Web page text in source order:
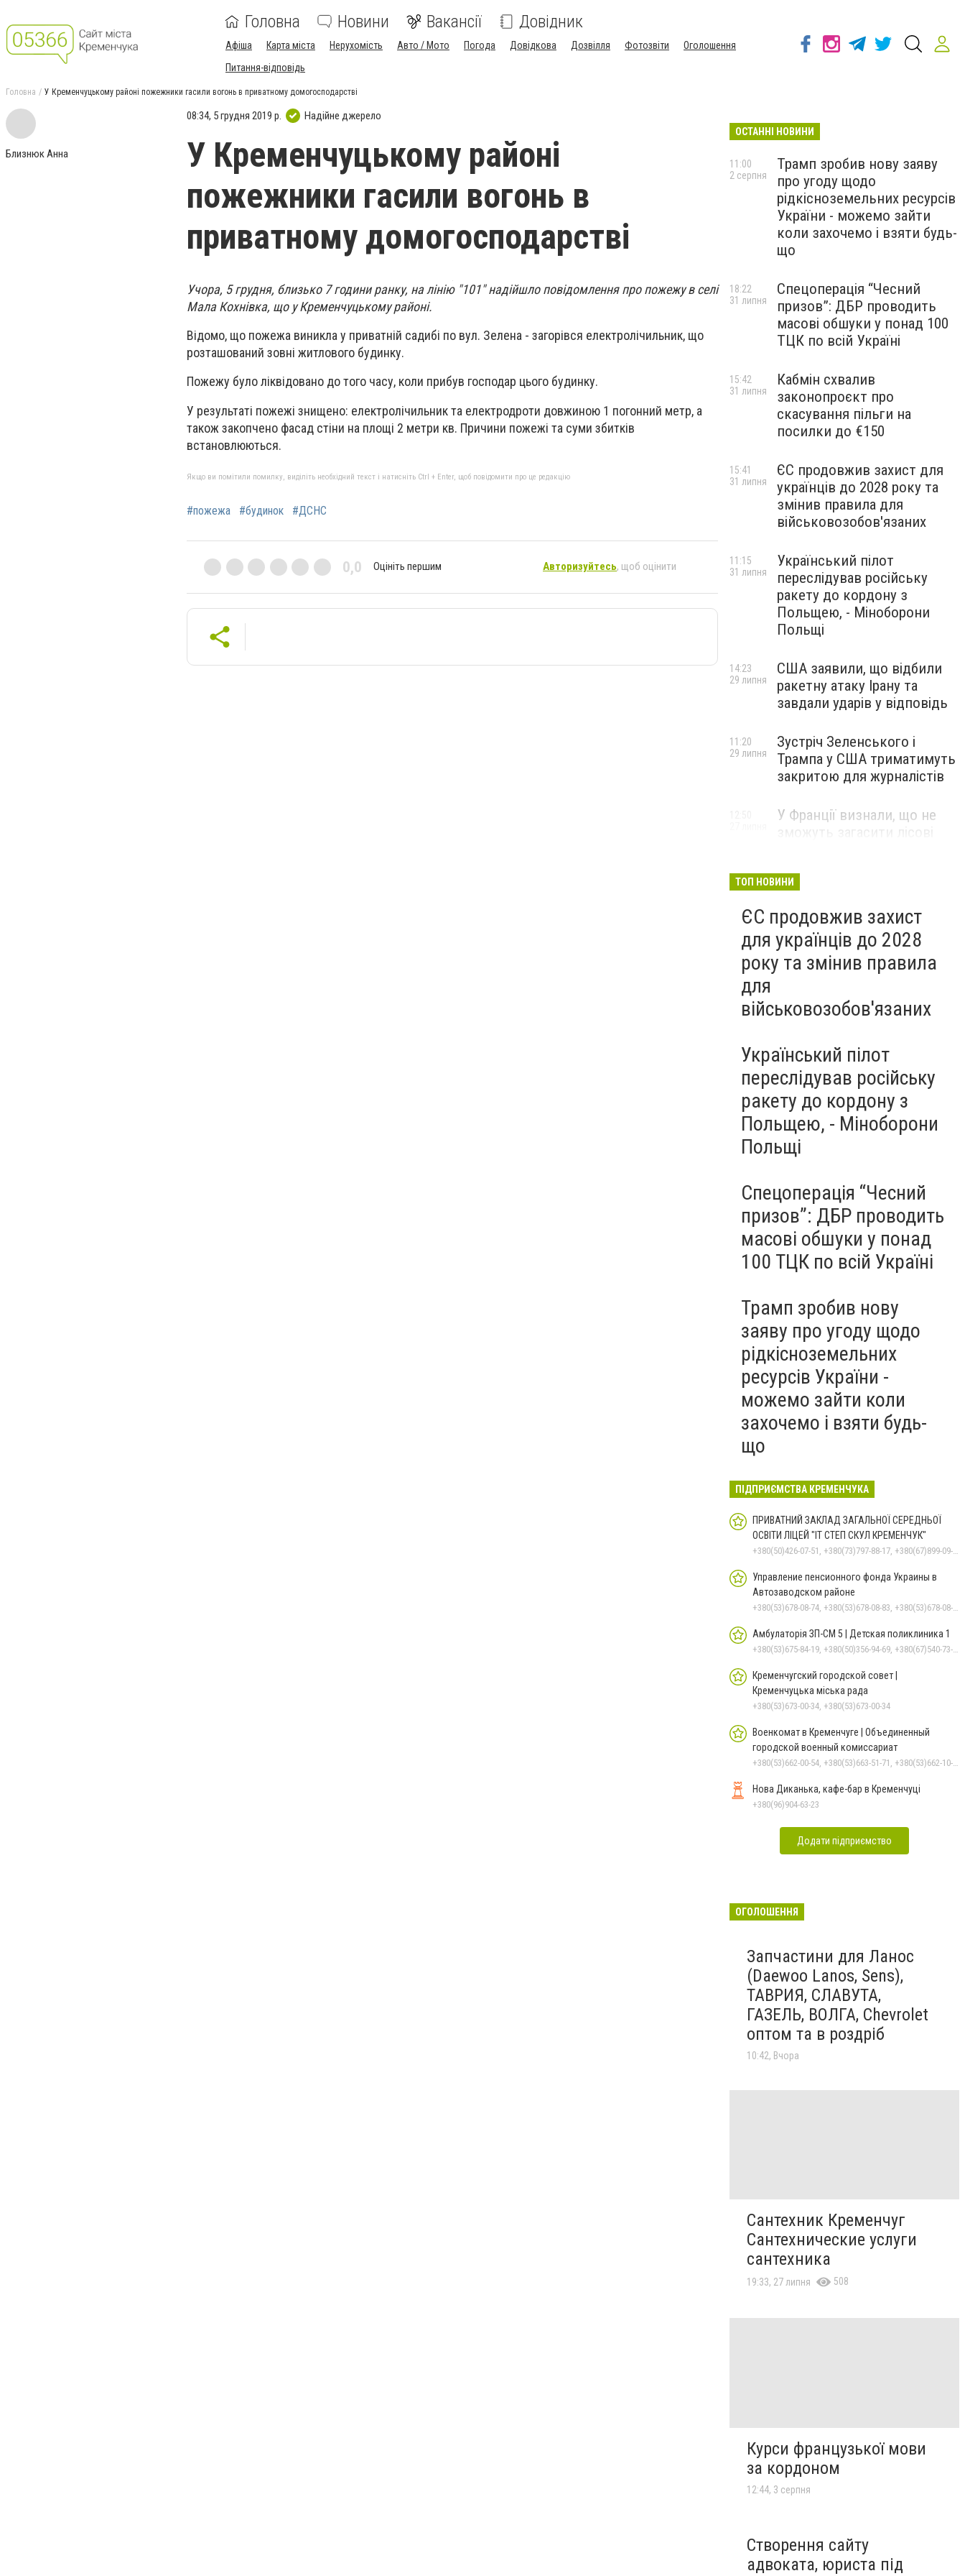
Головна Новини Вакансії Довідник
Афіша Карта міста Нерухомість Авто / Мото Погода Довідкова Дозвілля Фотозвіти
Оголошення
Питання-відповідь
Головна У Кременчуцькому районі пожежники гасили вогонь в приватному домогосподарстві
Близнюк Анна
08:34, 5 грудня 2019 р. Надійне джерело
У Кременчуцькому районі
пожежники гасили вогонь в
приватному домогосподарстві
Учора, 5 грудня, близько 7 години ранку, на лінію "101" надійшло повідомлення про пожежу в селі
Мала Кохнівка, що у Кременчуцькому районі.
Відомо, що пожежа виникла у приватній садибі по вул. Зелена - загорівся електролічильник, що
розташований зовні житлового будинку.
Пожежу було ліквідовано до того часу, коли прибув господар цього будинку.
У результаті пожежі знищено: електролічильник та електродроти довжиною 1 погонний метр, а
також закопчено фасад стіни на площі 2 метри кв. Причини пожежі та суми збитків
встановлюються.
Якщо ви помітили помилку, виділіть необхідний текст і натисніть Ctrl + Enter, щоб повідомити про це редакцію
#пожежа #будинок #ДСНС
0,0 Оцініть першим Авторизуйтесь, щоб оцінити
ОСТАННІ НОВИНИ
Трамп зробив нову заяву
про угоду щодо
рідкісноземельних ресурсів
України - можемо зайти
коли захочемо і взяти будь-
що
11:00
2 серпня
Спецоперація “Чесний
призов”: ДБР проводить
масові обшуки у понад 100
ТЦК по всій Україні
18:22
31 липня
Кабмін схвалив
законопроєкт про
скасування пільги на
посилки до €150
15:42
31 липня
ЄС продовжив захист для
українців до 2028 року та
змінив правила для
військовозобов'язаних
15:41
31 липня
Український пілот
переслідував російську
ракету до кордону з
Польщею, - Міноборони
Польщі
11:15
31 липня
США заявили, що відбили
ракетну атаку Ірану та
завдали ударів у відповідь
14:23
29 липня
Зустріч Зеленського і
Трампа у США триматимуть
закритою для журналістів
11:20
29 липня
У Франції визнали, що не
ТОП НОВИНИ
ЄС продовжив захист
для українців до 2028
року та змінив правила
для
військовозобов'язаних
Український пілот
переслідував російську
ракету до кордону з
Польщею, - Міноборони
Польщі
Спецоперація “Чесний
призов”: ДБР проводить
масові обшуки у понад
100 ТЦК по всій Україні
Трамп зробив нову
заяву про угоду щодо
рідкісноземельних
ресурсів України -
можемо зайти коли
захочемо і взяти будь-
що
ПІДПРИЄМСТВА КРЕМЕНЧУКА
ПРИВАТНИЙ ЗАКЛАД ЗАГАЛЬНОЇ СЕРЕДНЬОЇ
ОСВІТИ ЛІЦЕЙ "ІТ СТЕП СКУЛ КРЕМЕНЧУК"
+380(50)426-07-51, +380(73)797-88-17, +380(67)899-09-16
Управление пенсионного фонда Украины в
Автозаводском районе
+380(53)678-08-74, +380(53)678-08-83, +380(53)678-08-41, +380(53)678-08-86, +380(53)678-09-05
Амбулаторія ЗП-СМ 5 | Детская поликлиника 1
+380(53)675-84-19, +380(50)356-94-69, +380(67)540-73-87
Кременчугский городской совет |
Кременчуцька міська рада
+380(53)673-00-34, +380(53)673-00-34
Военкомат в Кременчуге | Объединенный
городской военный комиссариат
+380(53)662-00-54, +380(53)663-51-71, +380(53)662-10-35
Нова Диканька, кафе-бар в Кременчуці
+380(96)904-63-23
Додати підприємство
ОГОЛОШЕННЯ
Запчастини для Ланос
(Daewoo Lanos, Sens),
ТАВРИЯ, СЛАВУТА,
ГАЗЕЛЬ, ВОЛГА, Chevrolet
оптом та в роздріб
10:42, Вчора
Сантехник Кременчуг
Сантехнические услуги
сантехника
19:33, 27 липня 508
Курси французької мови
за кордоном
12:44, 3 серпня
Створення сайту
адвоката, юриста під